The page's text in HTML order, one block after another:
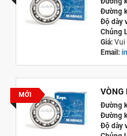
Đường
Độ dày
Chủng
Giá:Vui
Email:
MỚI VÒNG
Đường
Đường
Độ dày